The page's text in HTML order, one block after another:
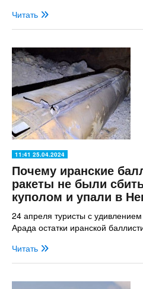
Читать
11:41 25.04.2024
Почему иранские
ракеты не были
куполом и упали в
24 апреля туристы с
Арада остатки иранской
Читать